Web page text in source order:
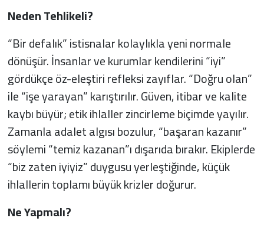
Neden Tehlikeli?
“Bir defalık” istisnalar kolaylıkla yeni normale
dönüşür. İnsanlar ve kurumlar kendilerini “iyi”
gördükçe öz-eleştiri refleksi zayıflar. “Doğru olan”
ile “işe yarayan” karıştırılır. Güven, itibar ve kalite
kaybı büyür; etik ihlaller zincirleme biçimde yayılır.
Zamanla adalet algısı bozulur, “başaran kazanır”
söylemi “temiz kazanan”ı dışarıda bırakır. Ekiplerde
“biz zaten iyiyiz” duygusu yerleştiğinde, küçük
ihlallerin toplamı büyük krizler doğurur.
Ne Yapmalı?